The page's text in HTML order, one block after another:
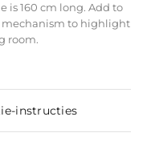
is 160 cm long. Add to
mechanism to highlight
room.
instructies